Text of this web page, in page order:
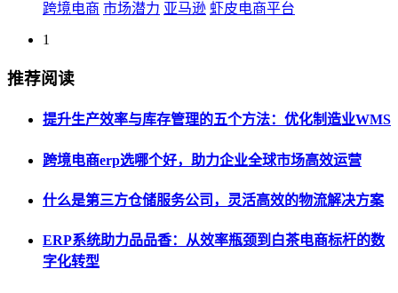
跨境电商 市场潜力 亚马逊 虾皮电商平台
1
推荐阅读
提升生产效率与库存管理的五个方法：优化制造业WMS
跨境电商erp选哪个好，助力企业全球市场高效运营
什么是第三方仓储服务公司，灵活高效的物流解决方案
ERP系统助力品品香：从效率瓶颈到白茶电商标杆的数
字化转型